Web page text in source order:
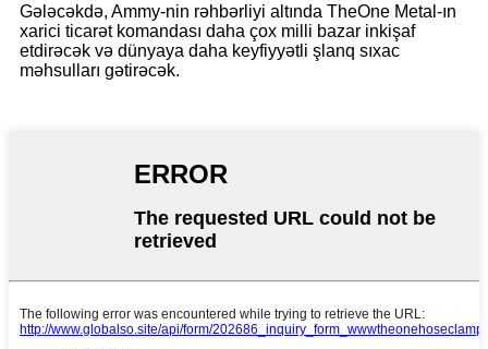
Gələcəkdə, Ammy-nin rəhbərliyi altında TheOne Metal-ın
xarici ticarət komandası daha çox milli bazar inkişaf
etdirəcək və dünyaya daha keyfiyyətli şlanq sıxac
məhsulları gətirəcək.